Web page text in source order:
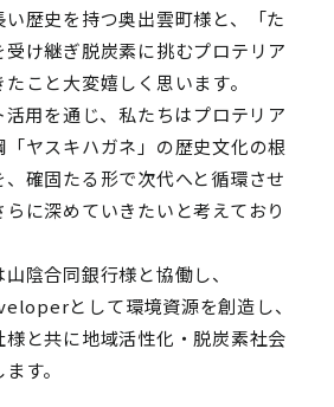
歴史を持つ奥出雲町様と、「た
け継ぎ脱炭素に挑むプロテリア
こと大変嬉しく思います。
用を通じ、私たちはプロテリア
ヤスキハガネ」の歴史文化の根
確固たる形で次代へと循環させ
に深めていきたいと考えており
陰合同銀行様と協働し、
として環境資源を創造し、
と共に地域活性化・脱炭素社会
す。